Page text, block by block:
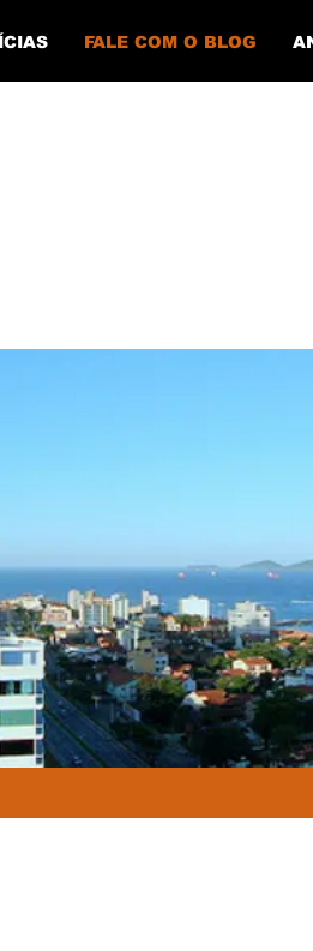
FALE COM O BLOG